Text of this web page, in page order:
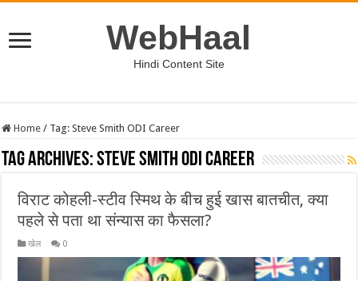
WebHaal
Hindi Content Site
Home / Tag:Steve Smith ODI Career
Tag Archives:Steve Smith ODI Career
विराट कोहली-स्टीव स्मिथ के बीच हुई खास बातचीत, क्या
पहले से पता था संन्यास का फैसला?
खेल 0